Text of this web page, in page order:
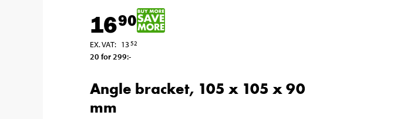
1690
EX. VAT: 1352
20 for 299:-
Angle bracket, 105 x 105 x 90
mm